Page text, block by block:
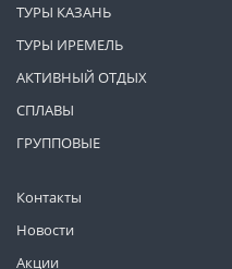
Контакты
Новости
Акции
ТУРЫ КАЗАНЬ
ТУРЫ ИРЕМЕЛЬ
АКТИВНЫЙ ОТДЫХ
СПЛАВЫ
ГРУППОВЫЕ